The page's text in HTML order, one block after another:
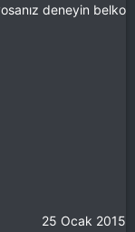
deneyin belko
25 Ocak 2015